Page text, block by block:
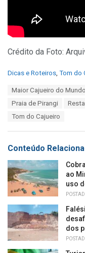
Crédito da Foto:
C
e
:
Dicas e Roteiros, Tom do
Maior Cajueiro do Mundo
Praia de Pirangi
Tom do Cajueiro
Conteúdo
ao
uso
dos